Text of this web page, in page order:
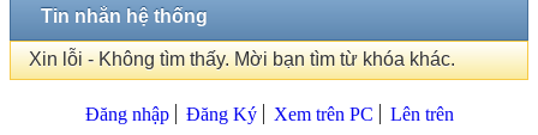
Tin nhắn hệ thống
Xin lỗi - Không tìm thấy. Mời bạn tìm từ khóa khác.
Đăng nhập Đăng Ký Xem trên PC Lên trên